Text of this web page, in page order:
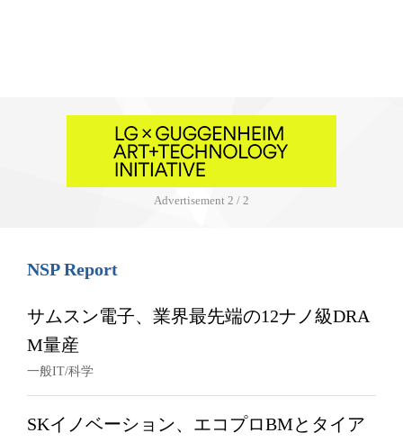
Advertisement 2 / 2
NSP Report
サムスン電子、業界最先端の12ナノ級DRA
M量産
一般IT/科学
SKイノベーション、エコプロBMとタイア